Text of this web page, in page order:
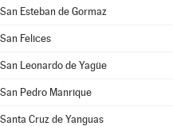
San Esteban de Gormaz
San Felices
San Leonardo de Yagüe
San Pedro Manrique
Santa Cruz de Yanguas